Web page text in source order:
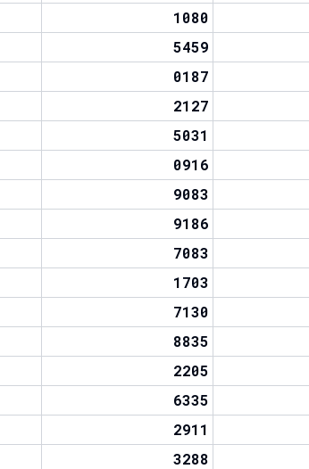
1080
5459
0187
2127
5031
0916
9083
9186
7083
1703
7130
8835
2205
6335
2911
3288